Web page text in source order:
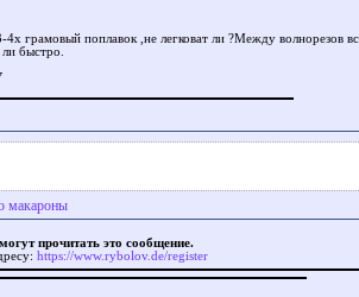
грамовый поплавок ,не легковат ли ?Между волнорезов
быстро.
макароны
прочитать это сообщение.
https://www.rybolov.de/register